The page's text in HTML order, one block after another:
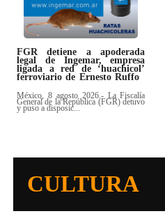
FGR detiene a apoderada
legal de Ingemar, empresa
ligada a red de ‘huachicol’
ferroviario de Ernesto Ruffo
México, 8 agosto 2026.- La Fiscalía
General de la República (FGR) detuvo
y puso a disposic...
CULTURA